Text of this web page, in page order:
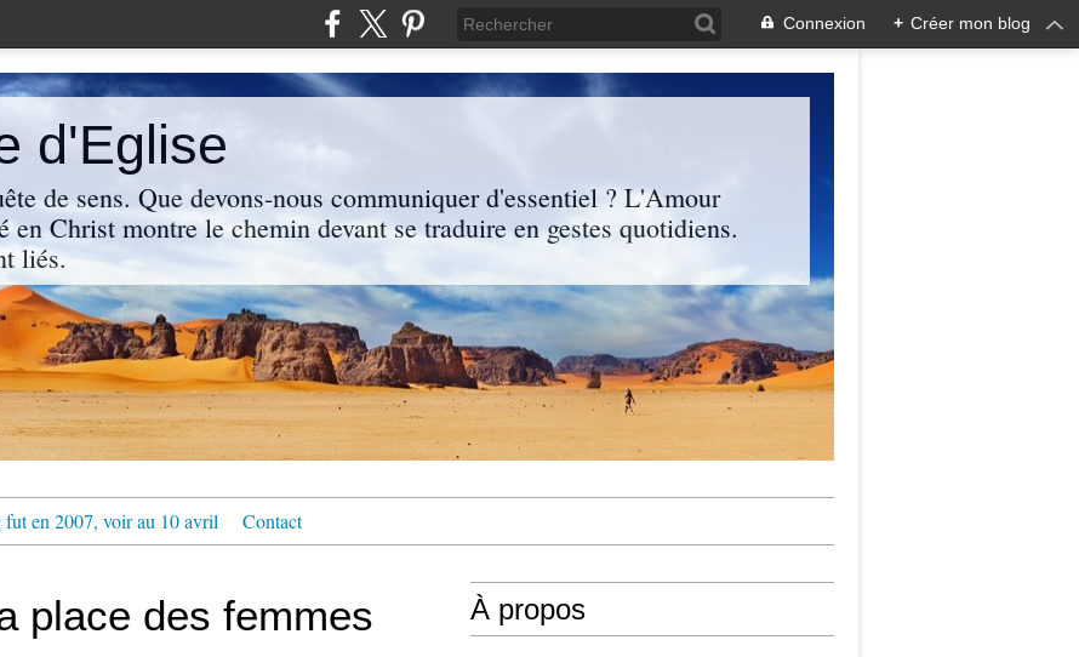
Connexion + Créer mon blog
d'Eglise
de sens. Que devons-nous communiquer d'essentiel ? L'Amour
en Christ montre le chemin devant se traduire en gestes quotidiens.
liés.
en 2007, voir au 10 avril Contact
place des femmes
À propos